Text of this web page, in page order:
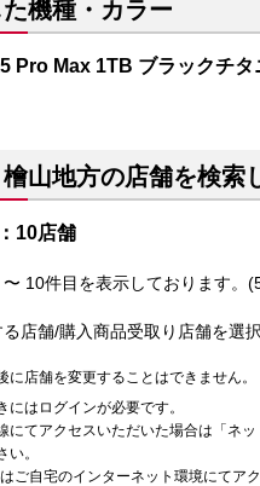
機種・カラー
Pro Max 1TB ブラックチタ
山地方の店舗を検索
10店舗
10件目を表示しております。
店舗/購入商品受取り店舗を選
に店舗を変更することはできません。
にはログインが必要です。
にてアクセスいただいた場合は「ネ
い。
ご自宅のインターネット環境にてア